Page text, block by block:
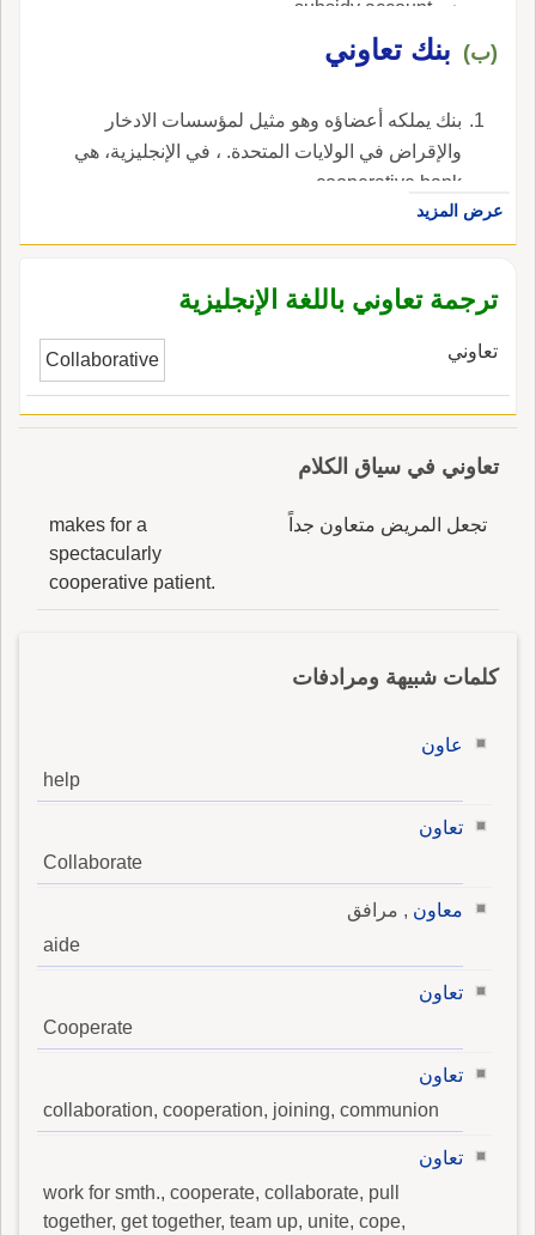
هي subsidy account.
(ب) بنك تعاوني
بنك يملكه أعضاؤه وهو مثيل لمؤسسات الادخار
والإقراض في الولايات المتحدة. ، في الإنجليزية، هي
cooperative bank.
عرض المزيد
ترجمة تعاوني باللغة الإنجليزية
تعاوني Collaborative
تعاوني في سياق الكلام
تجعل المريض متعاون جداً
makes for a
spectacularly
cooperative patient.
كلمات شبيهة ومرادفات
عاون
help
تعاون
Collaborate
معاون , مرافق
aide
تعاون
Cooperate
تعاون
collaboration, cooperation, joining, communion
تعاون
work for smth., cooperate, collaborate, pull
together, get together, team up, unite, cope,